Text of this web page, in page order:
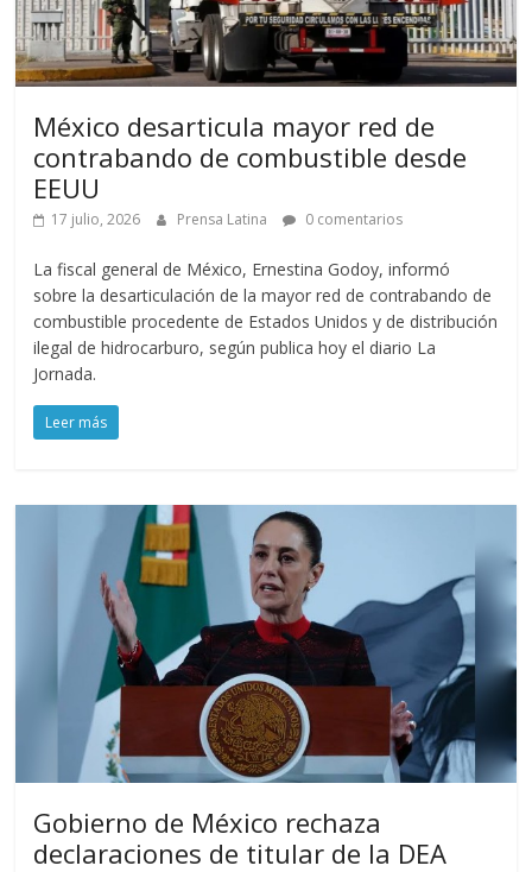
México desarticula mayor red de
contrabando de combustible desde
EEUU
17 julio, 2026 Prensa Latina 0 comentarios
La fiscal general de México, Ernestina Godoy, informó
sobre la desarticulación de la mayor red de contrabando de
combustible procedente de Estados Unidos y de distribución
ilegal de hidrocarburo, según publica hoy el diario La
Jornada.
Leer más
Gobierno de México rechaza
declaraciones de titular de la DEA